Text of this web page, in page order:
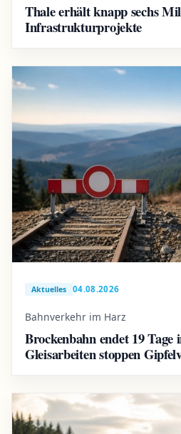
Thale erhält knapp sechs
Infrastrukturprojekte
Aktuelles 04.08.2026
Bahnverkehr im Harz
Brockenbahn endet 19 Tage
Gleisarbeiten stoppen